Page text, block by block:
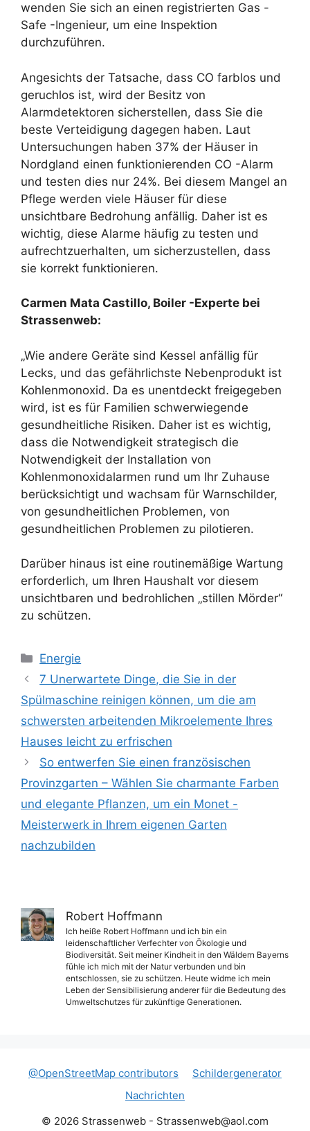
wenden Sie sich an einen registrierten Gas -
Safe -Ingenieur, um eine Inspektion
durchzuführen.
Angesichts der Tatsache, dass CO farblos und
geruchlos ist, wird der Besitz von
Alarmdetektoren sicherstellen, dass Sie die
beste Verteidigung dagegen haben. Laut
Untersuchungen haben 37% der Häuser in
Nordgland einen funktionierenden CO -Alarm
und testen dies nur 24%. Bei diesem Mangel an
Pflege werden viele Häuser für diese
unsichtbare Bedrohung anfällig. Daher ist es
wichtig, diese Alarme häufig zu testen und
aufrechtzuerhalten, um sicherzustellen, dass
sie korrekt funktionieren.
Carmen Mata Castillo, Boiler -Experte bei
Strassenweb:
„Wie andere Geräte sind Kessel anfällig für
Lecks, und das gefährlichste Nebenprodukt ist
Kohlenmonoxid. Da es unentdeckt freigegeben
wird, ist es für Familien schwerwiegende
gesundheitliche Risiken. Daher ist es wichtig,
dass die Notwendigkeit strategisch die
Notwendigkeit der Installation von
Kohlenmonoxidalarmen rund um Ihr Zuhause
berücksichtigt und wachsam für Warnschilder,
von gesundheitlichen Problemen, von
gesundheitlichen Problemen zu pilotieren.
Darüber hinaus ist eine routinemäßige Wartung
erforderlich, um Ihren Haushalt vor diesem
unsichtbaren und bedrohlichen „stillen Mörder“
zu schützen.
Kategorien
Energie
7 Unerwartete Dinge, die Sie in der
Spülmaschine reinigen können, um die am
schwersten arbeitenden Mikroelemente Ihres
Hauses leicht zu erfrischen
So entwerfen Sie einen französischen
Provinzgarten – Wählen Sie charmante Farben
und elegante Pflanzen, um ein Monet -
Meisterwerk in Ihrem eigenen Garten
nachzubilden
Robert Hoffmann
Ich heiße Robert Hoffmann und ich bin ein
leidenschaftlicher Verfechter von Ökologie und
Biodiversität. Seit meiner Kindheit in den Wäldern Bayerns
fühle ich mich mit der Natur verbunden und bin
entschlossen, sie zu schützen. Heute widme ich mein
Leben der Sensibilisierung anderer für die Bedeutung des
Umweltschutzes für zukünftige Generationen.
@OpenStreetMap contributors
Schildergenerator
Nachrichten
© 2026 Strassenweb - Strassenweb@aol.com